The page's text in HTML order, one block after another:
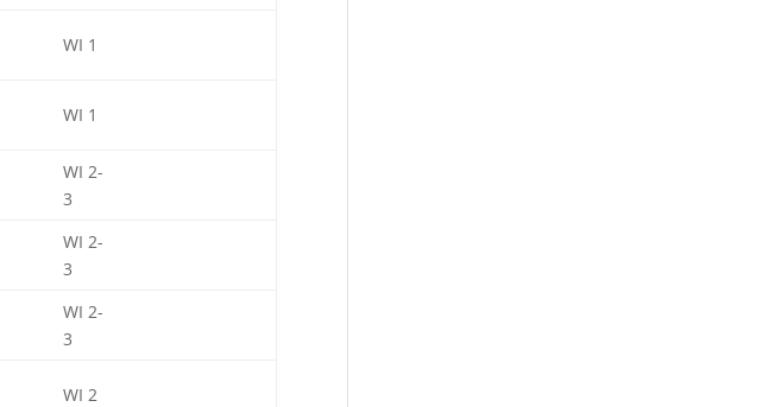
WI 1
WI 1
WI 2-
3
WI 2-
3
WI 2-
3
WI 2